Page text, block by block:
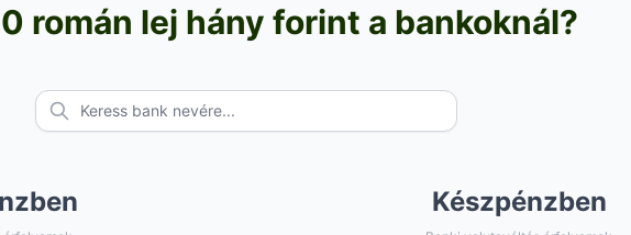
román lej hány forint a bankoknál?
Készpénzben